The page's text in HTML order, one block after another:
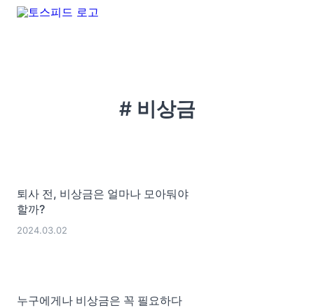
# 비상금
퇴사 전, 비상금은 얼마나 모아둬야
할까?
2024.03.02
누구에게나 비상금은 꼭 필요하다